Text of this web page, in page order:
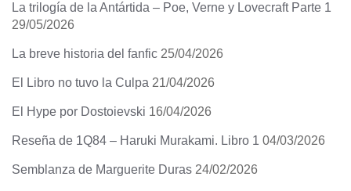
La trilogía de la Antártida – Poe, Verne y Lovecraft Parte 1
29/05/2026
La breve historia del fanfic 25/04/2026
El Libro no tuvo la Culpa 21/04/2026
El Hype por Dostoievski 16/04/2026
Reseña de 1Q84 – Haruki Murakami. Libro 1 04/03/2026
Semblanza de Marguerite Duras 24/02/2026